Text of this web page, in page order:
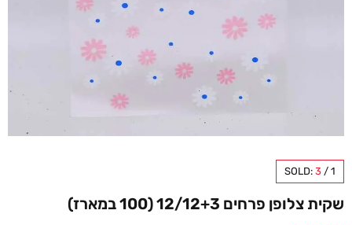
SOLD: 3 / 1
שקית צלופן פרחים 12/12+3 (100 במארז)